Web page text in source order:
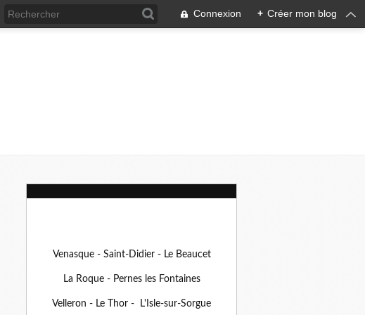
Connexion + Créer mon blog
Venasque - Saint-Didier - Le Beaucet
La Roque - Pernes les Fontaines
Velleron - Le Thor - L'Isle-sur-Sorgue